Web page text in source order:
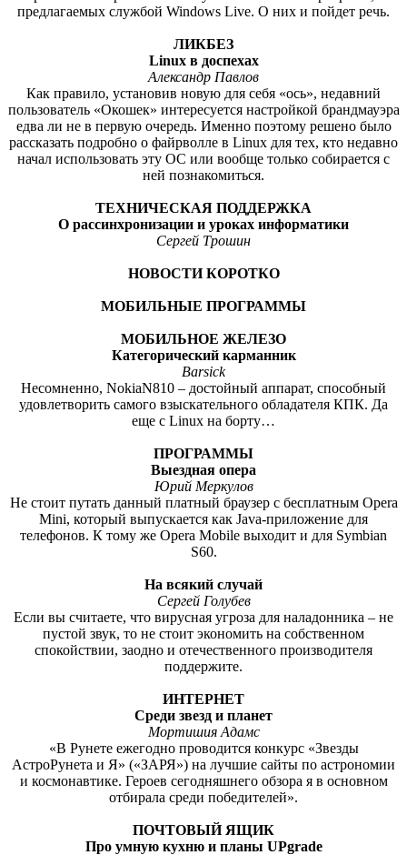
предлагаемых службой Windows Live. О них и пойдет речь.
ЛИКБЕЗ
Linuxв доспехах
Александр Павлов
Как правило, установив новую для себя «ось», недавний
пользователь «Окошек» интересуется настройкой брандмауэра
едва ли не в первую очередь. Именно поэтому решено было
рассказать подробно о файрволле в Linux для тех, кто недавно
начал использовать эту ОС или вообще только собирается с
ней познакомиться.
ТЕХНИЧЕСКАЯ ПОДДЕРЖКА
О рассинхронизации и уроках информатики
Сергей Трошин
НОВОСТИ КОРОТКО
МОБИЛЬНЫЕ ПРОГРАММЫ
МОБИЛЬНОЕ ЖЕЛЕЗО
Категорический карманник
Barsick
Несомненно, NokiaN810 – достойный аппарат, способный
удовлетворить самого взыскательного обладателя КПК. Да
еще с Linux на борту…
ПРОГРАММЫ
Выездная опера
Юрий Меркулов
Не стоит путать данный платный браузер с бесплатным Opera
Mini, который выпускается как Java-приложение для
телефонов. К тому же Opera Mobile выходит и для Symbian
S60.
На всякий случай
Сергей Голубев
Если вы считаете, что вирусная угроза для наладонника – не
пустой звук, то не стоит экономить на собственном
спокойствии, заодно и отечественного производителя
поддержите.
ИНТЕРНЕТ
Среди звезд и планет
Мортишия Адамс
«В Рунете ежегодно проводится конкурс «Звезды
АстроРунета и Я» («ЗАРЯ») на лучшие сайты по астрономии
и космонавтике. Героев сегодняшнего обзора я в основном
отбирала среди победителей».
ПОЧТОВЫЙ ЯЩИК
Про умную кухню и планы UPgrade